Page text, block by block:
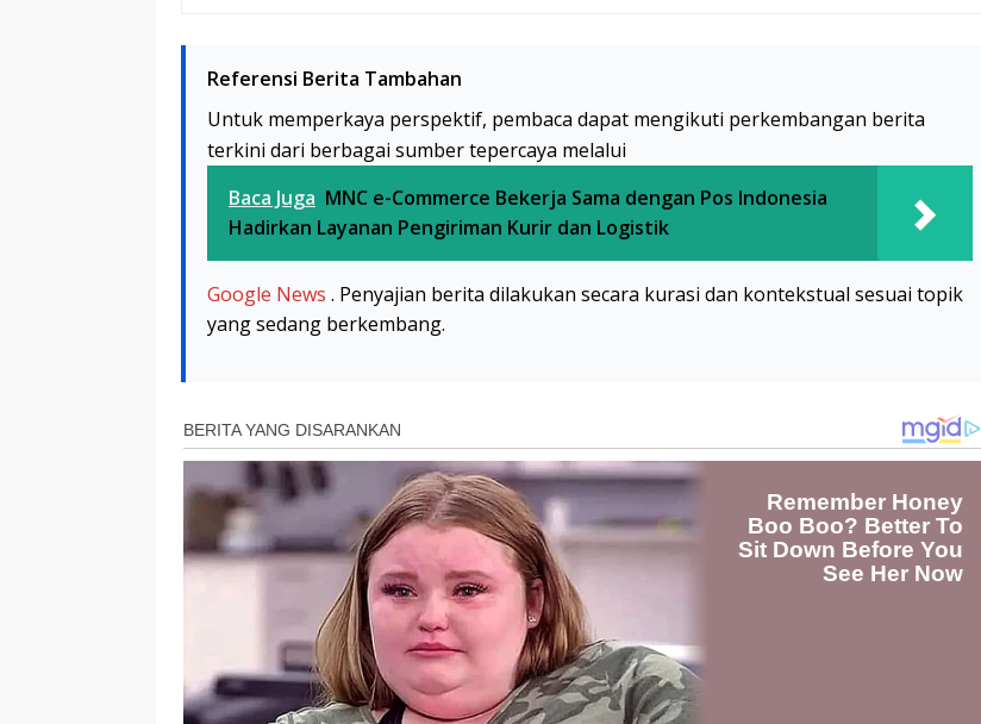
Referensi Berita Tambahan
Untuk memperkaya perspektif, pembaca dapat mengikuti perkembangan berita
terkini dari berbagai sumber tepercaya melalui
Baca Juga MNC e-Commerce Bekerja Sama dengan Pos Indonesia
Hadirkan Layanan Pengiriman Kurir dan Logistik
Google News . Penyajian berita dilakukan secara kurasi dan kontekstual sesuai topik
yang sedang berkembang.